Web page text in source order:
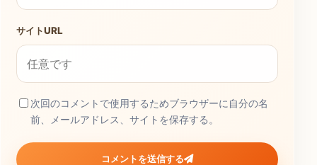
サイトURL
次回のコメントで使用するためブラウザーに自分の名
前、メールアドレス、サイトを保存する。
コメントを送信する